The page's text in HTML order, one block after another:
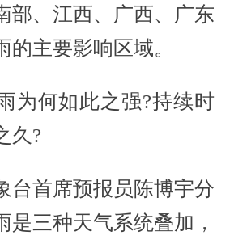
部、江西、广西、广东
的主要影响区域。
何如此之强?持续时
久?
首席预报员陈博宇分
是三种天气系统叠加，